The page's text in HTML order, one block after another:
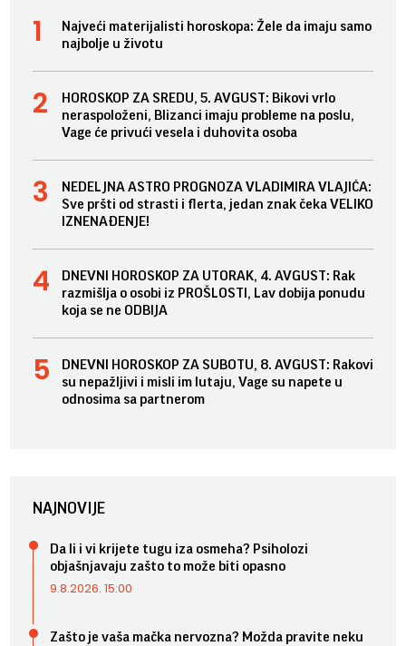
Najveći materijalisti horoskopa: Žele da imaju samo
najbolje u životu
HOROSKOP ZA SREDU, 5. AVGUST: Bikovi vrlo
neraspoloženi, Blizanci imaju probleme na poslu,
Vage će privući vesela i duhovita osoba
NEDELJNA ASTRO PROGNOZA VLADIMIRA VLAJIĆA:
Sve pršti od strasti i flerta, jedan znak čeka VELIKO
IZNENAĐENJE!
DNEVNI HOROSKOP ZA UTORAK, 4. AVGUST: Rak
razmišlja o osobi iz PROŠLOSTI, Lav dobija ponudu
koja se ne ODBIJA
DNEVNI HOROSKOP ZA SUBOTU, 8. AVGUST: Rakovi
su nepažljivi i misli im lutaju, Vage su napete u
odnosima sa partnerom
NAJNOVIJE
Da li i vi krijete tugu iza osmeha? Psiholozi
objašnjavaju zašto to može biti opasno
9.8.2026. 15:00
Zašto je vaša mačka nervozna? Možda pravite neku